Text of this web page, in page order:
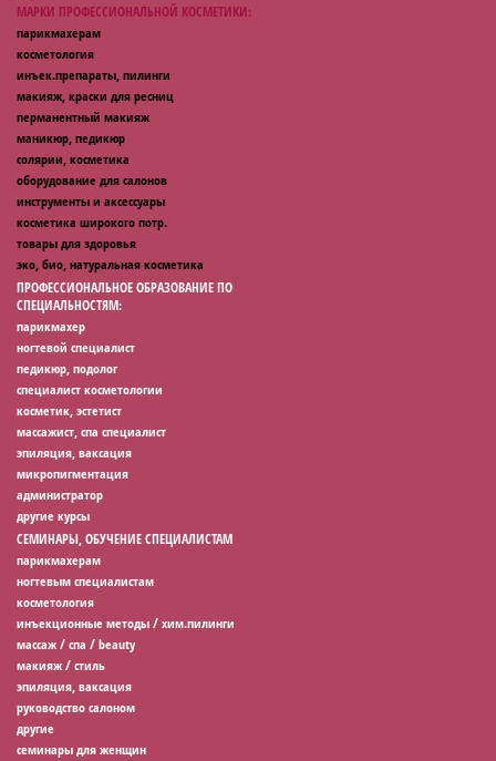
МАРКИ ПРОФЕССИОНАЛЬНОЙ КОСМЕТИКИ:
парикмахерам
косметология
инъек.препараты, пилинги
макияж, краски для ресниц
перманентный макияж
маникюр, педикюр
солярии, косметика
оборудование для салонов
инструменты и аксессуары
косметика широкого потр.
товары для здоровья
эко, био, натуральная косметика
ПРОФЕССИОНАЛЬНОЕ ОБРАЗОВАНИЕ ПО
СПЕЦИАЛЬНОСТЯМ:
парикмахер
ногтевой специалист
педикюр, подолог
специалист косметологии
косметик, эстетист
массажист, спа специалист
эпиляция, ваксация
микропигментация
администратор
другие курсы
СЕМИНАРЫ, ОБУЧЕНИЕ СПЕЦИАЛИСТАМ
парикмахерам
ногтевым специалистам
косметология
инъекционные методы / хим.пилинги
массаж / спа / beauty
макияж / стиль
эпиляция, ваксация
руководство салоном
другие
семинары для женщин